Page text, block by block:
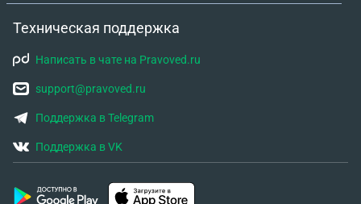
Техническая поддержка
Написать в чате на Pravoved.ru
support@pravoved.ru
Поддержка в Telegram
Поддержка в VK